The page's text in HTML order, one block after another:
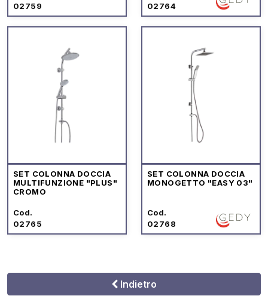
Indietro
02759
02764
SET COLONNA DOCCIA
MULTIFUNZIONE "PLUS"
CROMO
Cod.
02765
SET COLONNA DOCCIA
MONOGETTO "EASY 03"
Cod.
02768